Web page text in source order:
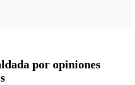
por opiniones